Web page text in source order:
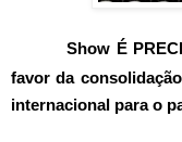
Show É
favor da
internacional para o